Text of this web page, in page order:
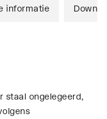
informatie
staal ongelegeerd,